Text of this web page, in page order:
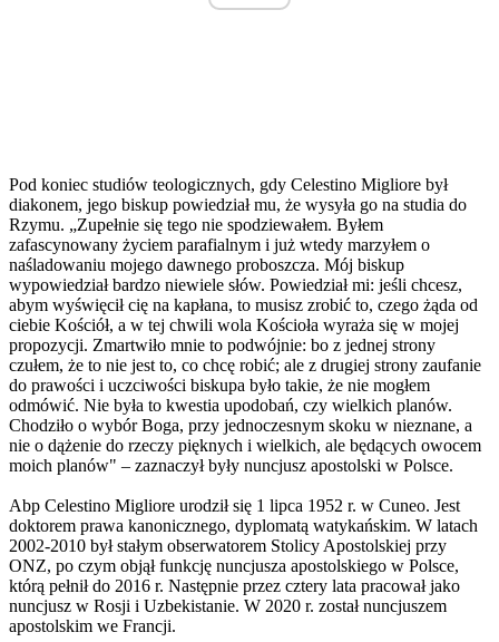
Pod koniec studiów teologicznych, gdy Celestino Migliore był
diakonem, jego biskup powiedział mu, że wysyła go na studia do
Rzymu. „Zupełnie się tego nie spodziewałem. Byłem
zafascynowany życiem parafialnym i już wtedy marzyłem o
naśladowaniu mojego dawnego proboszcza. Mój biskup
wypowiedział bardzo niewiele słów. Powiedział mi: jeśli chcesz,
abym wyświęcił cię na kapłana, to musisz zrobić to, czego żąda od
ciebie Kościół, a w tej chwili wola Kościoła wyraża się w mojej
propozycji. Zmartwiło mnie to podwójnie: bo z jednej strony
czułem, że to nie jest to, co chcę robić; ale z drugiej strony zaufanie
do prawości i uczciwości biskupa było takie, że nie mogłem
odmówić. Nie była to kwestia upodobań, czy wielkich planów.
Chodziło o wybór Boga, przy jednoczesnym skoku w nieznane, a
nie o dążenie do rzeczy pięknych i wielkich, ale będących owocem
moich planów" – zaznaczył były nuncjusz apostolski w Polsce.
Abp Celestino Migliore urodził się 1 lipca 1952 r. w Cuneo. Jest
doktorem prawa kanonicznego, dyplomatą watykańskim. W latach
2002-2010 był stałym obserwatorem Stolicy Apostolskiej przy
ONZ, po czym objął funkcję nuncjusza apostolskiego w Polsce,
którą pełnił do 2016 r. Następnie przez cztery lata pracował jako
nuncjusz w Rosji i Uzbekistanie. W 2020 r. został nuncjuszem
apostolskim we Francji.